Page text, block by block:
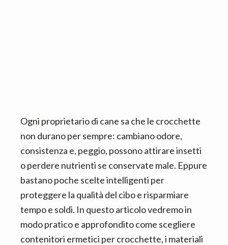
Ogni proprietario di cane sa che le crocchette
non durano per sempre: cambiano odore,
consistenza e, peggio, possono attirare insetti
o perdere nutrienti se conservate male. Eppure
bastano poche scelte intelligenti per
proteggere la qualità del cibo e risparmiare
tempo e soldi. In questo articolo vedremo in
modo pratico e approfondito come scegliere
contenitori ermetici per crocchette, i materiali